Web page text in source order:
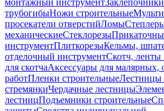
монтажный инструментЗаклепочники
трубогибыНожи строительные
просекатели отверстийЛомы
механическиеСтеклорезы
инструментПлиткорезыКельмы,
отделочный инструментСкотч, ленты
для скотчаАксессуары для малярных,
работПленки строительныеЛестницы
стремянкиЧердачные лестницы
лестницПодъемники строительные